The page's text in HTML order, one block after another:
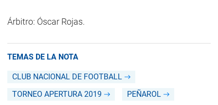
Árbitro: Óscar Rojas.
TEMAS DE LA NOTA
CLUB NACIONAL DE FOOTBALL
TORNEO APERTURA 2019
PEÑAROL